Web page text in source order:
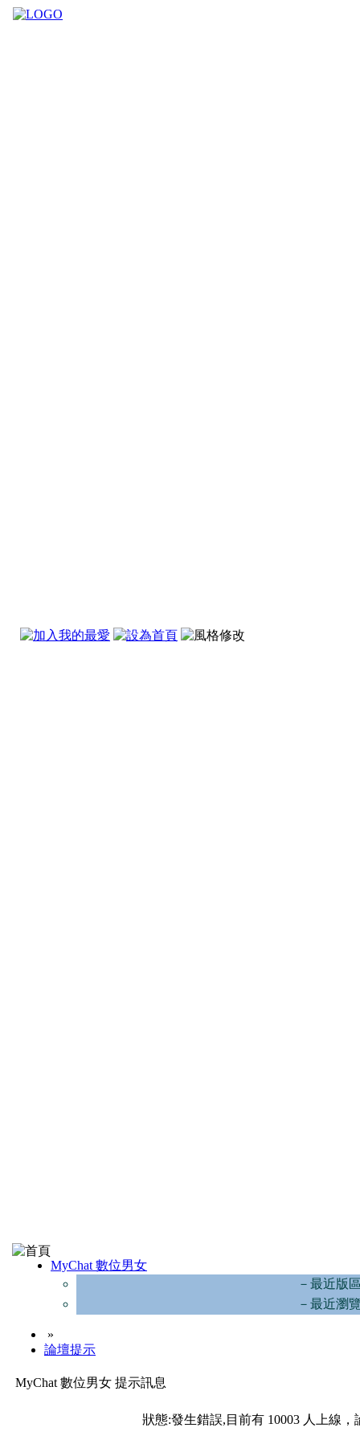
MyChat 數位男女
－最近版
－最近瀏
»
論壇提示
MyChat 數位男女 提示訊息
狀態:發生錯誤,目前有 10003 人上線